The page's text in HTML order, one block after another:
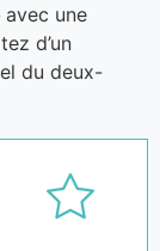
avec une
d’un
du deux-